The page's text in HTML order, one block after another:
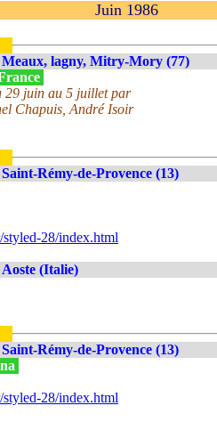
Juin 1986
Meaux, lagny, Mitry-Mory (77)
29 juin au 5 juillet par
Chapuis, André Isoir
Saint-Rémy-de-Provence (13)
28/index.html
Aoste (Italie)
Saint-Rémy-de-Provence (13)
28/index.html